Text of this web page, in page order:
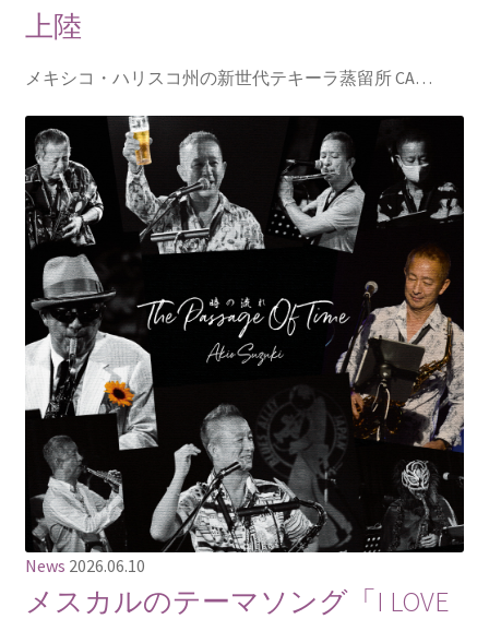
上陸
メキシコ・ハリスコ州の新世代テキーラ蒸留所 CA…
News 2026.06.10
メスカルのテーマソング「I LOVE